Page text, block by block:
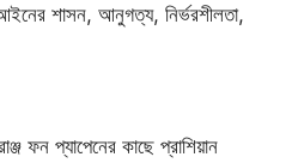
শাসন, আনুগত্য, নির্ভরশীলতা,
ফন প্যাপেনের কাছে প্রাশিয়ান